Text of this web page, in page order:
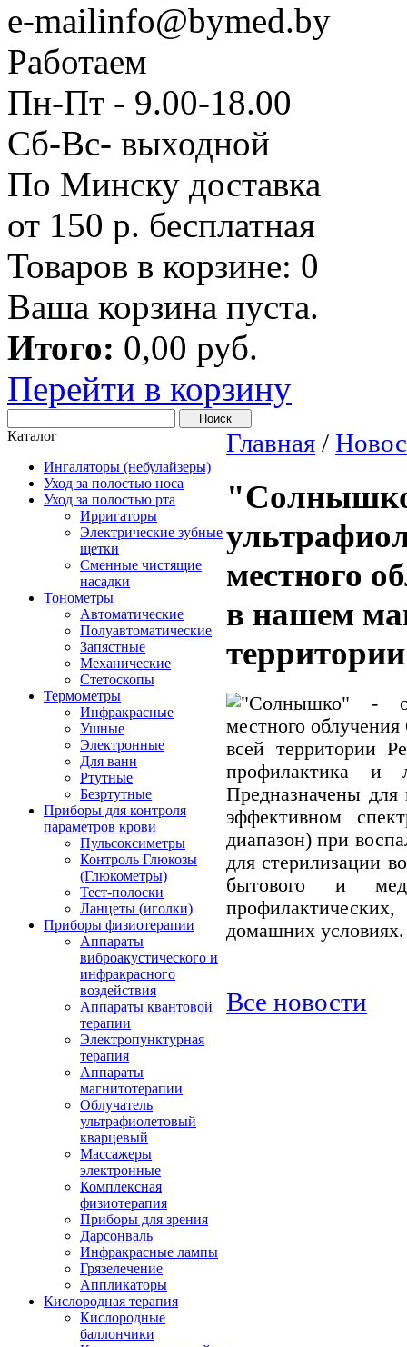
e-mailinfo@bymed.by
Работаем
Пн-Пт - 9.00-18.00
Сб-Вс- выходной
По Минску доставка
от 150 р. бесплатная
Товаров в корзине: 0
Ваша корзина пуста.
Итого: 0,00 руб.
Перейти в корзину
Каталог
Ингаляторы (небулайзеры)
Уход за полостью носа
Уход за полостью рта
Ирригаторы
Электрические зубные
щетки
Сменные чистящие
насадки
Тонометры
Автоматические
Полуавтоматические
Запястные
Механические
Стетоскопы
Термометры
Инфракрасные
Ушные
Электронные
Для ванн
Ртутные
Безртутные
Приборы для контроля
параметров крови
Пульсоксиметры
Контроль Глюкозы
(Глюкометры)
Тест-полоски
Ланцеты (иголки)
Приборы физиотерапии
Аппараты
виброакустического и
инфракрасного
воздействия
Аппараты квантовой
терапии
Электропунктурная
терапия
Аппараты
магнитотерапии
Облучатель
ультрафиолетовый
кварцевый
Массажеры
электронные
Комплексная
физиотерапия
Приборы для зрения
Дарсонваль
Инфракрасные лампы
Грязелечение
Аппликаторы
Кислородная терапия
Кислородные
баллончики
Главная /
местного
в нашем
"Солнышко" -
местного
всей территории
профилактика и
Предназначены
эффективном
диапазон) при
для стерилизации
бытового и
домашних
Все новости